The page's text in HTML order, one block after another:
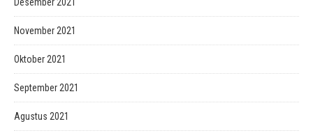
November 2021
Oktober 2021
September 2021
Agustus 2021